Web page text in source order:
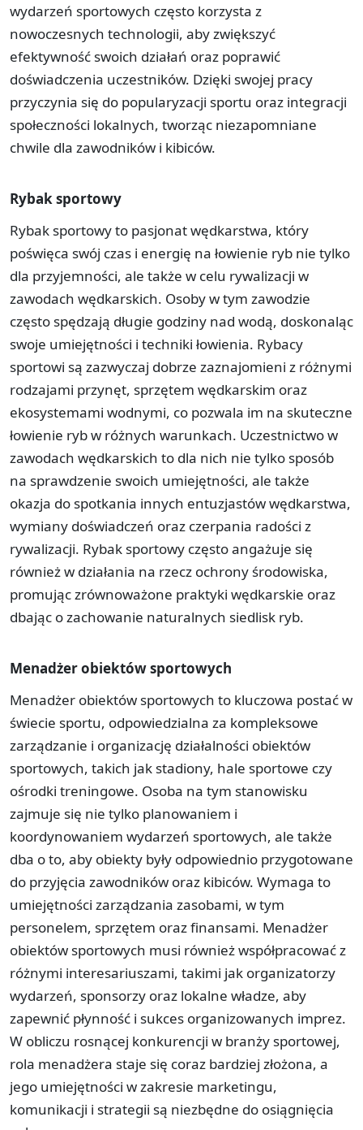
wydarzeń sportowych często korzysta z
nowoczesnych technologii, aby zwiększyć
efektywność swoich działań oraz poprawić
doświadczenia uczestników. Dzięki swojej pracy
przyczynia się do popularyzacji sportu oraz integracji
społeczności lokalnych, tworząc niezapomniane
chwile dla zawodników i kibiców.
Rybak sportowy
Rybak sportowy to pasjonat wędkarstwa, który
poświęca swój czas i energię na łowienie ryb nie tylko
dla przyjemności, ale także w celu rywalizacji w
zawodach wędkarskich. Osoby w tym zawodzie
często spędzają długie godziny nad wodą, doskonaląc
swoje umiejętności i techniki łowienia. Rybacy
sportowi są zazwyczaj dobrze zaznajomieni z różnymi
rodzajami przynęt, sprzętem wędkarskim oraz
ekosystemami wodnymi, co pozwala im na skuteczne
łowienie ryb w różnych warunkach. Uczestnictwo w
zawodach wędkarskich to dla nich nie tylko sposób
na sprawdzenie swoich umiejętności, ale także
okazja do spotkania innych entuzjastów wędkarstwa,
wymiany doświadczeń oraz czerpania radości z
rywalizacji. Rybak sportowy często angażuje się
również w działania na rzecz ochrony środowiska,
promując zrównoważone praktyki wędkarskie oraz
dbając o zachowanie naturalnych siedlisk ryb.
Menadżer obiektów sportowych
Menadżer obiektów sportowych to kluczowa postać w
świecie sportu, odpowiedzialna za kompleksowe
zarządzanie i organizację działalności obiektów
sportowych, takich jak stadiony, hale sportowe czy
ośrodki treningowe. Osoba na tym stanowisku
zajmuje się nie tylko planowaniem i
koordynowaniem wydarzeń sportowych, ale także
dba o to, aby obiekty były odpowiednio przygotowane
do przyjęcia zawodników oraz kibiców. Wymaga to
umiejętności zarządzania zasobami, w tym
personelem, sprzętem oraz finansami. Menadżer
obiektów sportowych musi również współpracować z
różnymi interesariuszami, takimi jak organizatorzy
wydarzeń, sponsorzy oraz lokalne władze, aby
zapewnić płynność i sukces organizowanych imprez.
W obliczu rosnącej konkurencji w branży sportowej,
rola menadżera staje się coraz bardziej złożona, a
jego umiejętności w zakresie marketingu,
komunikacji i strategii są niezbędne do osiągnięcia